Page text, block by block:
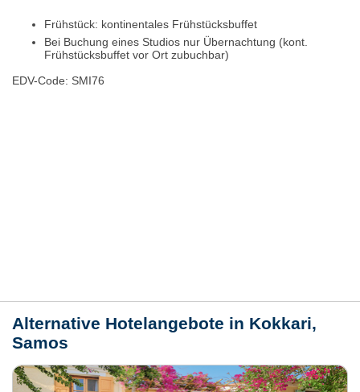
Frühstück: kontinentales Frühstücksbuffet
Bei Buchung eines Studios nur Übernachtung (kont.
Frühstücksbuffet vor Ort zubuchbar)
EDV-Code: SMI76
Alternative Hotelangebote in Kokkari,
Samos